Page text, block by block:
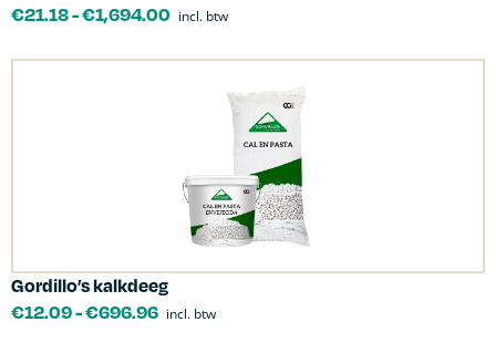
€21.18-€1,694.00 incl. btw
Gordillo’s kalkdeeg
€12.09-€696.96 incl. btw